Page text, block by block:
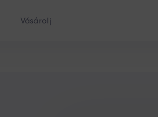
Vásárolj